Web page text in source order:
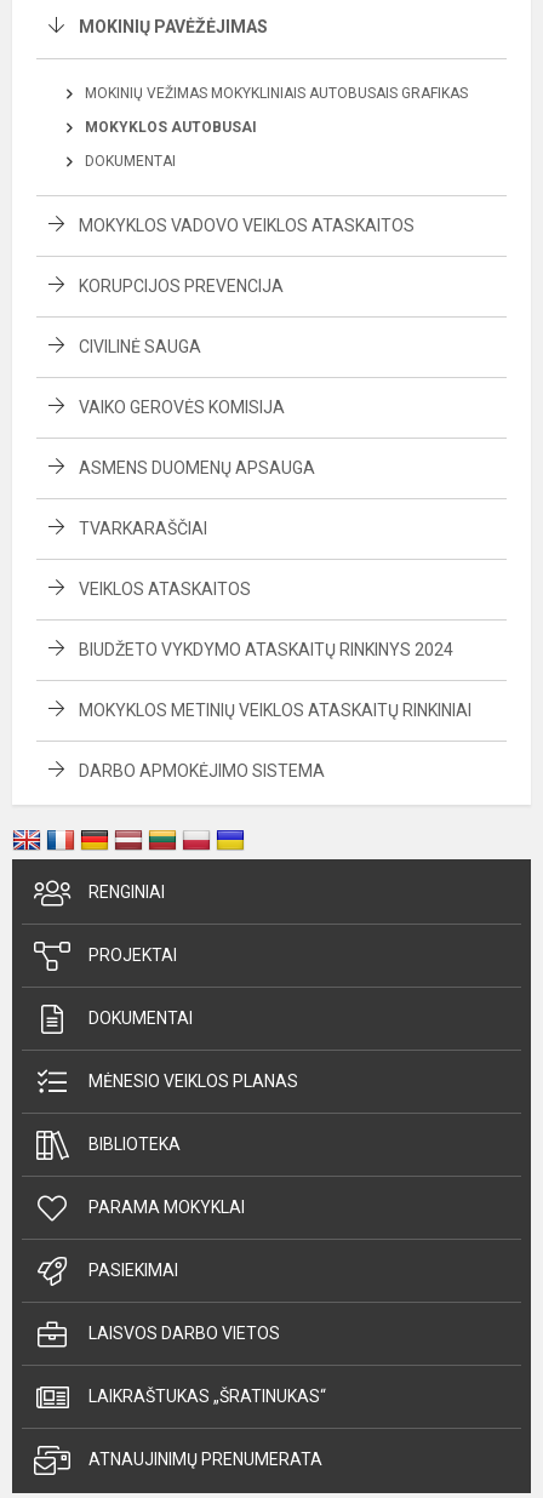
MOKINIŲ PAVĖŽĖJIMAS
MOKINIŲ VEŽIMAS MOKYKLINIAIS AUTOBUSAIS GRAFIKAS
MOKYKLOS AUTOBUSAI
DOKUMENTAI
MOKYKLOS VADOVO VEIKLOS ATASKAITOS
KORUPCIJOS PREVENCIJA
CIVILINĖ SAUGA
VAIKO GEROVĖS KOMISIJA
ASMENS DUOMENŲ APSAUGA
TVARKARAŠČIAI
VEIKLOS ATASKAITOS
BIUDŽETO VYKDYMO ATASKAITŲ RINKINYS 2024
MOKYKLOS METINIŲ VEIKLOS ATASKAITŲ RINKINIAI
DARBO APMOKĖJIMO SISTEMA
RENGINIAI
PROJEKTAI
DOKUMENTAI
MĖNESIO VEIKLOS PLANAS
BIBLIOTEKA
PARAMA MOKYKLAI
PASIEKIMAI
LAISVOS DARBO VIETOS
LAIKRAŠTUKAS „ŠRATINUKAS“
ATNAUJINIMŲ PRENUMERATA